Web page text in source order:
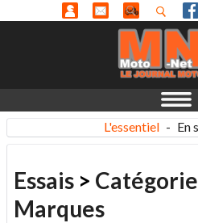
L'essentiel - En
Essais > Catégorie
Marques